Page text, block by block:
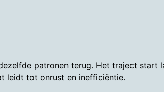
patronen terug. Het traject start
leidt tot onrust en inefficiëntie.